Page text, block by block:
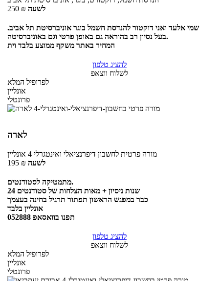
250 ₪ לשעה
שמי אלעד ואני דוקטור להנדסת חשמל בוגר אוניברסיטת תל אביב.
בעל נסיון רב בהוראה גם באופן פרטי וגם באוניברסיטה.
המחיר באתר משקף ממוצע בלבד וית
להציג טלפון
לשלוח ווצאפ
לפרופיל המלא
אונליין
פרונטלי
לארה
מורה פרטית לחשבון דיפרנציאלי ואינטגרלי 4
אונליין
195 ₪ לשעה
מתמטיקה לסטודנטים.
24 שנות ניסיון + מאות הצלחות של סטודנטים
כבר במפגש הראשון תפתור תרגיל בחינה בעצמך
אונליין בלבד
תפנו בוואסאפ 052888
להציג טלפון
לשלוח ווצאפ
לפרופיל המלא
אונליין
פרונטלי